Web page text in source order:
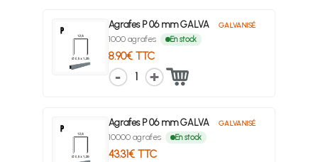
Agrafes P 06 mm GALVA GALVANISÉ
1000 agrafes En stock
8.90€ TTC
1
Agrafes P 06 mm GALVA GALVANISÉ
10000 agrafes En stock
43.31€ TTC